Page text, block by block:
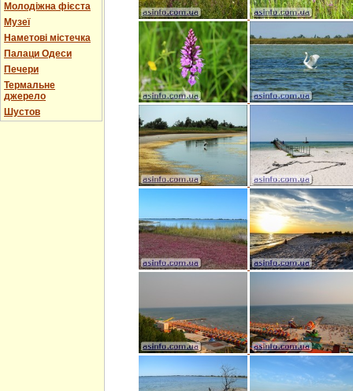
Молодіжна фієста
Музеї
Наметові містечка
Палаци Одеси
Печери
Термальне
джерело
Шустов